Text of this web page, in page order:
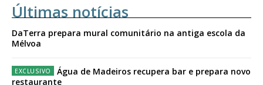
Últimas notícias
DaTerra prepara mural comunitário na antiga escola da
Mélvoa
Água de Madeiros recupera bar e prepara novo
restaurante